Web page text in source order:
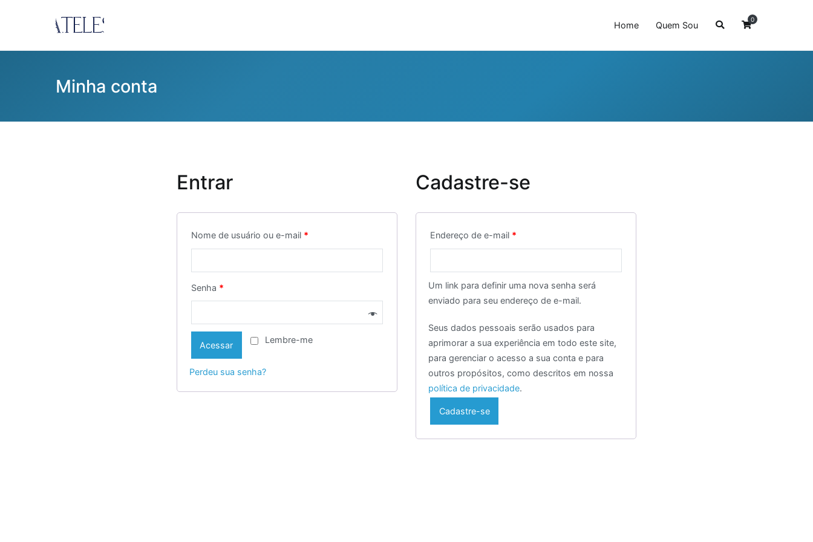
conteúdo
Home Quem Sou
0
Minha conta
Entrar
Nome de usuário ou e-mail *
Senha *
Lembre-me
Acessar
Perdeu sua senha?
Cadastre-se
Endereço de e-mail *
Um link para definir uma nova senha será
enviado para seu endereço de e-mail.
Seus dados pessoais serão usados para
aprimorar a sua experiência em todo este site,
para gerenciar o acesso a sua conta e para
outros propósitos, como descritos em nossa
política de privacidade.
Cadastre-se